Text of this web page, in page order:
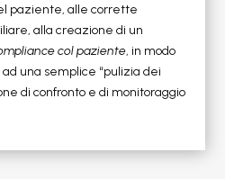
paziente, alle corrette
alla creazione di un
col paziente, in modo
una semplice “pulizia dei
di confronto e di monitoraggio